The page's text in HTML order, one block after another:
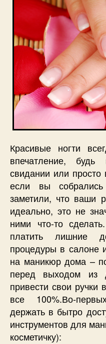
Красивые ногти
впечатление,
свидании или
если вы
заметили, что ваши
идеально, это не
ними что-то
платить лишние
процедуры в салоне
на маникюр дома –
перед выходом из
привести свои ручки
все 100%.Во-
держать в бытро
инструментов для
косметичку):